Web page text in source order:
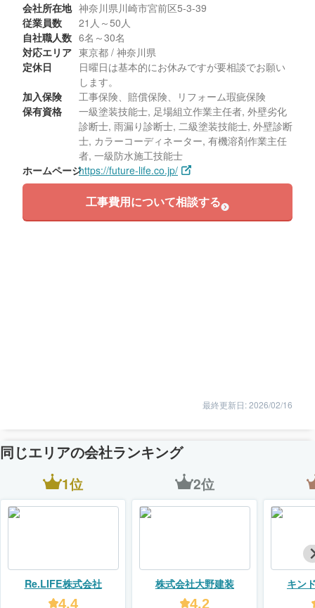
会社所在地 神奈川県川崎市宮前区5-3-39
従業員数
21人～50人
自社職人数 6名～30名
対応エリア 東京都 / 神奈川県
定休日
日曜日は基本的にお休みですが要相談でお願い
します。
加入保険
工事保険、賠償保険、リフォーム瑕疵保険
保有資格
一級塗装技能士, 足場組立作業主任者, 外壁劣化
診断士, 雨漏り診断士, 二級塗装技能士, 外壁診断
士, カラーコーディネーター, 有機溶剤作業主任
者, 一級防水施工技能士
ホームページhttps://future-life.co.jp/
工事費用について相談する
最終更新日: 2026/02/16
同じエリアの会社ランキング
1位
Re.LIFE株式会社
4.4
2位
株式会社大野建装
4.2
キン
【